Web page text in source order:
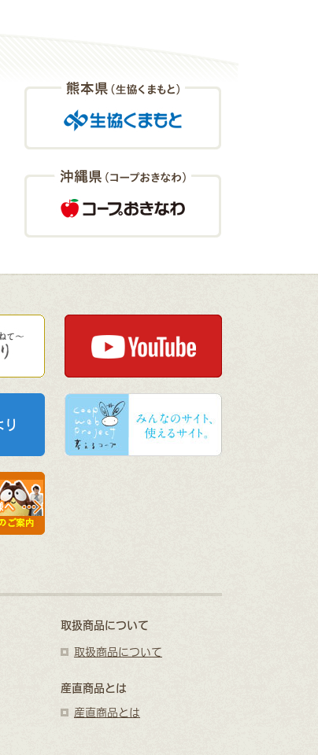
取扱商品について
取扱商品について
産直商品とは
産直商品とは